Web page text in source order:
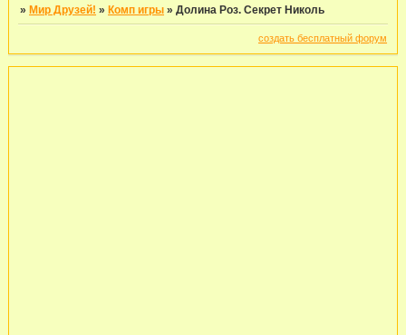
»Мир Друзей! »Комп игры »Долина Роз. Секрет Николь
создать бесплатный форум